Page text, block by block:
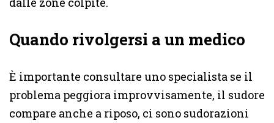
Quando rivolgersi a un medico
È importante consultare uno specialista se il
problema peggiora improvvisamente, il sudore
compare anche a riposo, ci sono sudorazioni